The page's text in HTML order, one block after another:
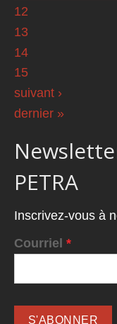
12
13
14
15
suivant ›
dernier »
PETRA
Inscrivez-vous à
Courriel *